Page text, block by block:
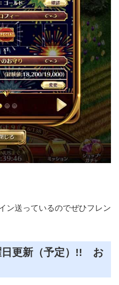
ン送っているのでぜひフレン
日更新（予定）!! お